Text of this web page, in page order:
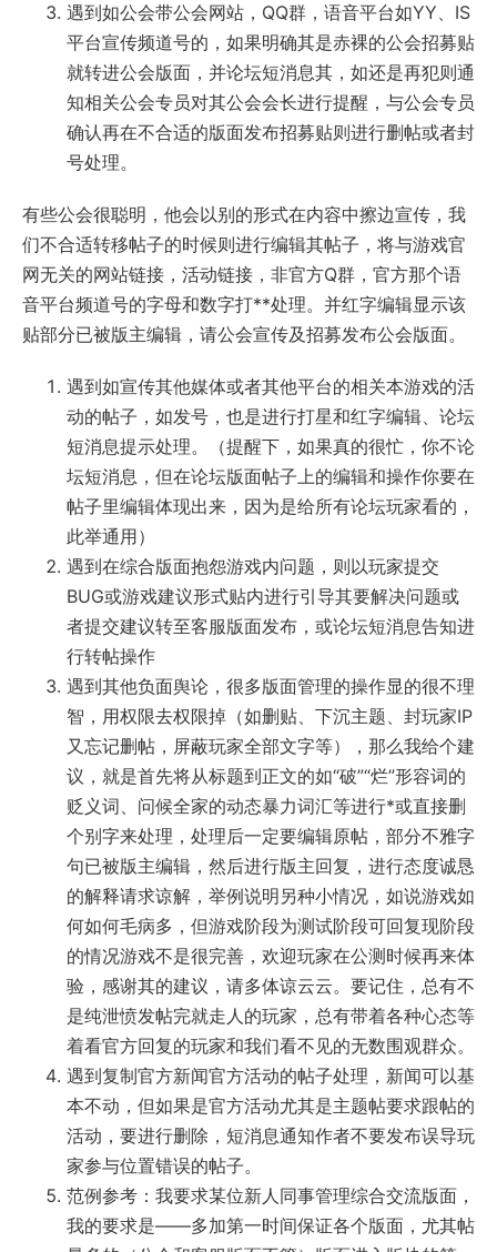
遇到如公会带公会网站，QQ群，语音平台如YY、IS
平台宣传频道号的，如果明确其是赤裸的公会招募贴
就转进公会版面，并论坛短消息其，如还是再犯则通
知相关公会专员对其公会会长进行提醒，与公会专员
确认再在不合适的版面发布招募贴则进行删帖或者封
号处理。
有些公会很聪明，他会以别的形式在内容中擦边宣传，我
们不合适转移帖子的时候则进行编辑其帖子，将与游戏官
网无关的网站链接，活动链接，非官方Q群，官方那个语
音平台频道号的字母和数字打**处理。并红字编辑显示该
贴部分已被版主编辑，请公会宣传及招募发布公会版面。
遇到如宣传其他媒体或者其他平台的相关本游戏的活
动的帖子，如发号，也是进行打星和红字编辑、论坛
短消息提示处理。（提醒下，如果真的很忙，你不论
坛短消息，但在论坛版面帖子上的编辑和操作你要在
帖子里编辑体现出来，因为是给所有论坛玩家看的，
此举通用）
遇到在综合版面抱怨游戏内问题，则以玩家提交
BUG或游戏建议形式贴内进行引导其要解决问题或
者提交建议转至客服版面发布，或论坛短消息告知进
行转帖操作
遇到其他负面舆论，很多版面管理的操作显的很不理
智，用权限去权限掉（如删贴、下沉主题、封玩家IP
又忘记删帖，屏蔽玩家全部文字等），那么我给个建
议，就是首先将从标题到正文的如“破”“烂”形容词的
贬义词、问候全家的动态暴力词汇等进行*或直接删
个别字来处理，处理后一定要编辑原帖，部分不雅字
句已被版主编辑，然后进行版主回复，进行态度诚恳
的解释请求谅解，举例说明另种小情况，如说游戏如
何如何毛病多，但游戏阶段为测试阶段可回复现阶段
的情况游戏不是很完善，欢迎玩家在公测时候再来体
验，感谢其的建议，请多体谅云云。要记住，总有不
是纯泄愤发帖完就走人的玩家，总有带着各种心态等
着看官方回复的玩家和我们看不见的无数围观群众。
遇到复制官方新闻官方活动的帖子处理，新闻可以基
本不动，但如果是官方活动尤其是主题帖要求跟帖的
活动，要进行删除，短消息通知作者不要发布误导玩
家参与位置错误的帖子。
范例参考：我要求某位新人同事管理综合交流版面，
我的要求是——多加第一时间保证各个版面，尤其帖